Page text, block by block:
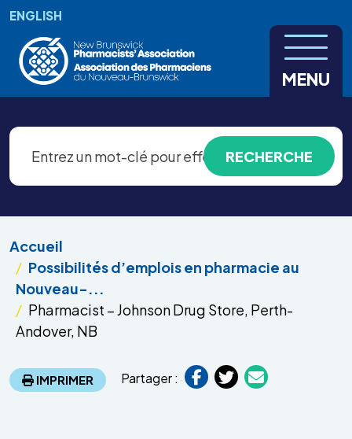
Aller au contenu principal
ENGLISH
MENU
Accueil
Possibilités d’emplois en pharmacie au
Nouveau-...
Pharmacist – Johnson Drug Store, Perth-
Andover, NB
IMPRIMER Partager :